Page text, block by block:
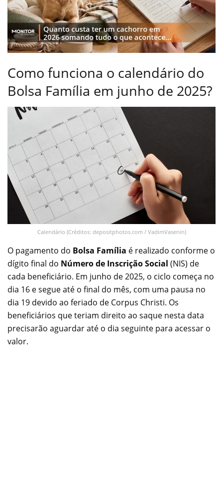
Como funciona o calendário do
Bolsa Família em junho de 2025?
Calendário (Créditos: depositphotos.com / VadimVasenin)
O pagamento do Bolsa Família é realizado conforme o
dígito final do Número de Inscrição Social (NIS) de
cada beneficiário. Em junho de 2025, o ciclo começa no
dia 16 e segue até o final do mês, com uma pausa no
dia 19 devido ao feriado de Corpus Christi. Os
beneficiários que teriam direito ao saque nesta data
precisarão aguardar até o dia seguinte para acessar o
valor.